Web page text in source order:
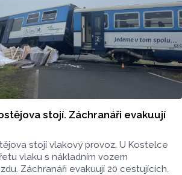
stojí. Záchranáři evakuují
stojí vlakový provoz. U Kostelce
vlaku s nákladním vozem
Záchranáři evakuují 20 cestujících.